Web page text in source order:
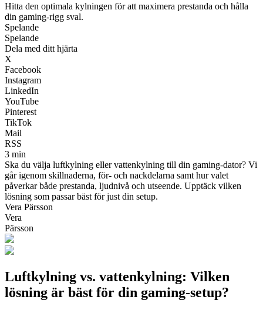
Hitta den optimala kylningen för att maximera prestanda och hålla
din gaming‑rigg sval.
Spelande
Spelande
Dela med ditt hjärta
X
Facebook
Instagram
LinkedIn
YouTube
Pinterest
TikTok
Mail
RSS
3 min
Ska du välja luftkylning eller vattenkylning till din gaming‑dator? Vi
går igenom skillnaderna, för‑ och nackdelarna samt hur valet
påverkar både prestanda, ljudnivå och utseende. Upptäck vilken
lösning som passar bäst för just din setup.
Vera Pärsson
Vera
Pärsson
Luftkylning vs. vattenkylning: Vilken
lösning är bäst för din gaming‑setup?